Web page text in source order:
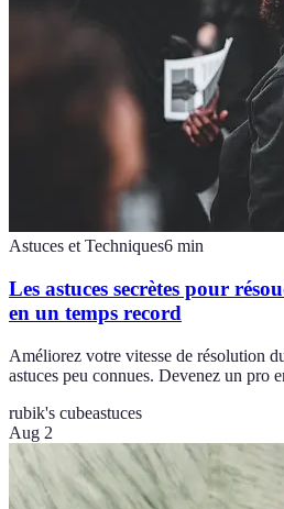
Astuces et Techniques6 min
Les astuces secrètes pour
en un temps record
Améliorez votre vitesse de résolution
astuces peu connues. Devenez un pro
rubik's cubeastuces
Aug 2